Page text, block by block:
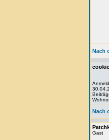
Nach
Nach
Gast